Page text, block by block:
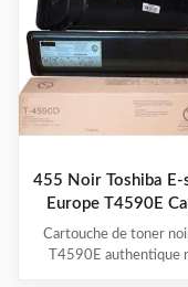
455 Noir Toshiba
Europe T4590E
Cartouche de toner
T4590E authentique